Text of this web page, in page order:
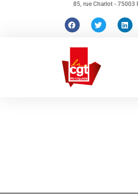
85, rue Charlot - 75003